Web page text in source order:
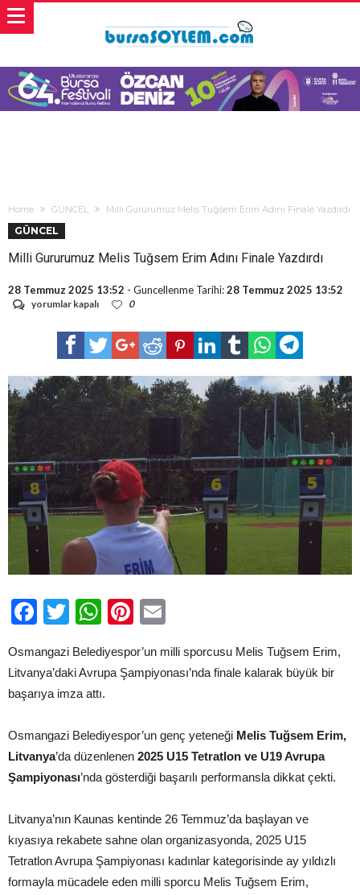
Home GÜNCEL Milli Gururumuz Melis Tuğsem Erim Adını Finale Yazdırdı
GÜNCEL
Milli Gururumuz Melis Tuğsem Erim Adını Finale Yazdırdı
28 Temmuz 2025 13:52 - Guncellenme Tarihi:28 Temmuz 2025 13:52
Milli
Finale
Yazdırdı
yorumlar kapalı 0
Facebook
TwitterWhatsApp
Pinterest
Osmangazi Belediyespor’un milli sporcusu Melis Tuğsem Erim,
Litvanya’daki Avrupa Şampiyonası’nda finale kalarak büyük bir
başarıya imza attı.
Osmangazi Belediyespor’un genç yeteneği Melis Tuğsem Erim,
Litvanya’da düzenlenen 2025 U15 Tetratlon ve U19 Avrupa
Şampiyonası’nda gösterdiği başarılı performansla dikkat çekti.
Litvanya’nın Kaunas kentinde 26 Temmuz’da başlayan ve
kıyasıya rekabete sahne olan organizasyonda, 2025 U15
Tetratlon Avrupa Şampiyonası kadınlar kategorisinde ay yıldızlı
formayla mücadele eden milli sporcu Melis Tuğsem Erim,